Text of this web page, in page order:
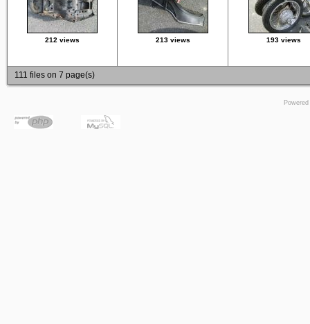
212 views 213 views 193 views
111 files on 7 page(s)